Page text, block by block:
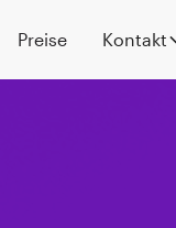
Preise Kontakt